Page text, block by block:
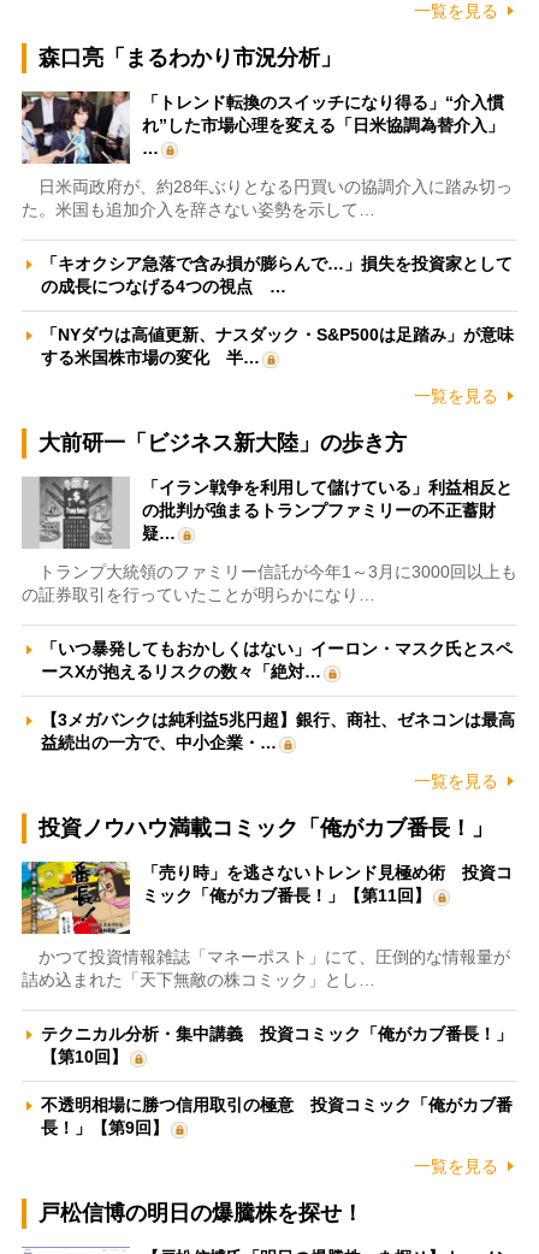
一覧を見る
森口亮「まるわかり市況分析」
「トレンド転換のスイッチになり得る」“介入慣
れ”した市場心理を変える「日米協調為替介入」
…
日米両政府が、約28年ぶりとなる円買いの協調介入に踏み切っ
た。米国も追加介入を辞さない姿勢を示して…
「キオクシア急落で含み損が膨らんで…」損失を投資家として
の成長につなげる4つの視点 …
「NYダウは高値更新、ナスダック・S&P500は足踏み」が意味
する米国株市場の変化 半…
一覧を見る
大前研一「ビジネス新大陸」の歩き方
「イラン戦争を利用して儲けている」利益相反と
の批判が強まるトランプファミリーの不正蓄財
疑…
トランプ大統領のファミリー信託が今年1～3月に3000回以上も
の証券取引を行っていたことが明らかになり…
「いつ暴発してもおかしくはない」イーロン・マスク氏とスペ
ースXが抱えるリスクの数々「絶対…
【3メガバンクは純利益5兆円超】銀行、商社、ゼネコンは最高
益続出の一方で、中小企業・…
一覧を見る
投資ノウハウ満載コミック「俺がカブ番長！」
「売り時」を逃さないトレンド見極め術 投資コ
ミック「俺がカブ番長！」【第11回】
かつて投資情報雑誌「マネーポスト」にて、圧倒的な情報量が
詰め込まれた「天下無敵の株コミック」とし…
テクニカル分析・集中講義 投資コミック「俺がカブ番長！」
【第10回】
不透明相場に勝つ信用取引の極意 投資コミック「俺がカブ番
長！」【第9回】
一覧を見る
戸松信博の明日の爆騰株を探せ！